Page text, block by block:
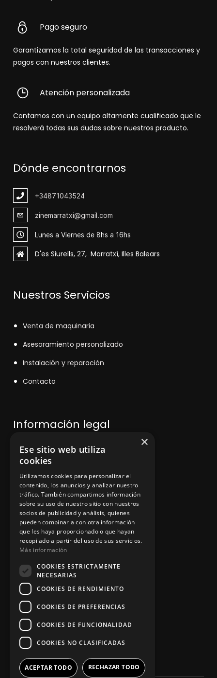
Pago seguro
Garantizamos la total seguridad de las transacciones y
pagos con nuestros clientes.
Atención personalizada
Contamos con un equipo altamente cualificado que le
resolverá todas sus dudas sobre nuestros producto.
Dónde encontrarnos
+34871043524
zinemarratxi@gmail.com
Lunes a Viernes de 8hs a 16hs
D'es Siurells, 27, Marratxí, Illes Balears
Nuestros Servicios
Venta de maquinaria
Asesoramiento personalizado
Instalación y reparación
Contacto
Información legal
Política de privacidad
Aviso legal
App Zine Hostelería
Síguenos
×
Ese sitio web utiliza
cookies
Utilizamos cookies para personalizar el
contenido, los anuncios y analizar nuestro
tráfico. También compartimos información
sobre su uso de nuestro sitio con nuestros
socios de publicidad y análisis, quienes
pueden combinarla con otra información
que les haya proporcionado o que hayan
recopilado a partir del uso de sus servicios.
Más información
COOKIES ESTRICTAMENTE
NECESARIAS
COOKIES DE RENDIMIENTO
COOKIES DE PREFERENCIAS
COOKIES DE FUNCIONALIDAD
COOKIES NO CLASIFICADAS
ACEPTAR TODO RECHAZAR TODO